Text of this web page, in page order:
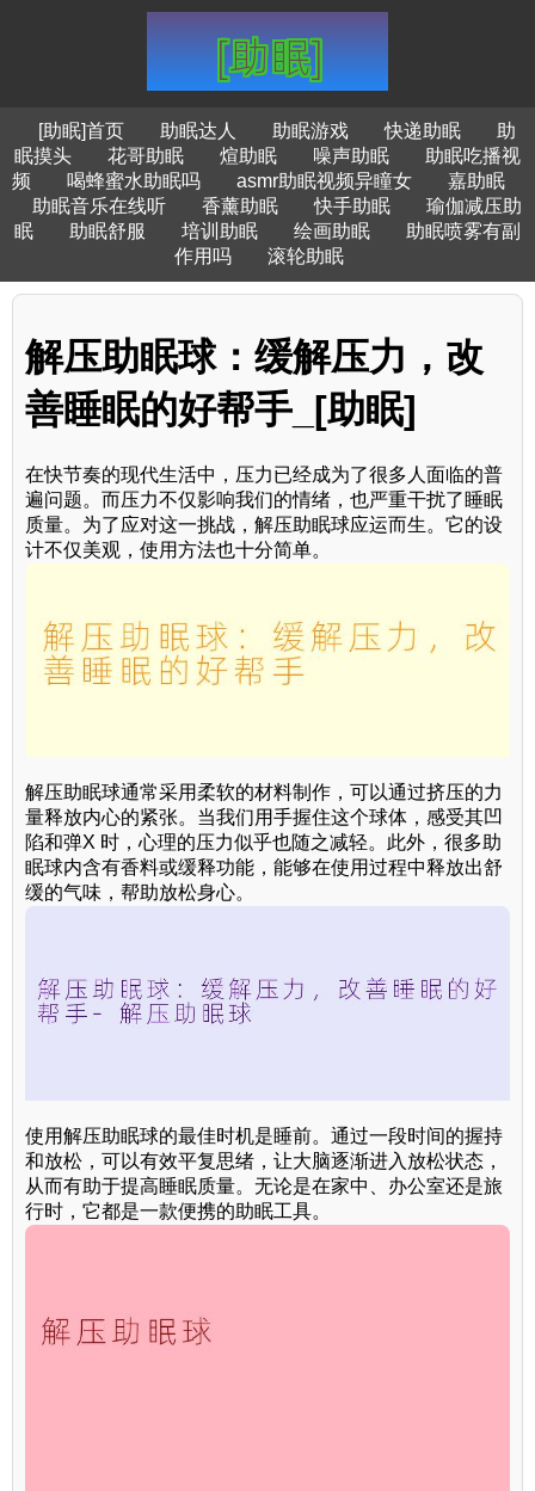
[助眠]首页 助眠达人 助眠游戏 快递助眠
助
眠摸头
花哥助眠 煊助眠 噪声助眠
助眠吃播视
频
喝蜂蜜水助眠吗 asmr助眠视频异瞳女
嘉助眠
助眠音乐在线听
香薰助眠 快手助眠
瑜伽减压助
眠
助眠舒服 培训助眠 绘画助眠
助眠喷雾有副
作用吗
滚轮助眠
解压助眠球：缓解压力，改
善睡眠的好帮手_[助眠]
在快节奏的现代生活中，压力已经成为了很多人面临的普
遍问题。而压力不仅影响我们的情绪，也严重干扰了睡眠
质量。为了应对这一挑战，解压助眠球应运而生。它的设
计不仅美观，使用方法也十分简单。
解压助眠球通常采用柔软的材料制作，可以通过挤压的力
量释放内心的紧张。当我们用手握住这个球体，感受其凹
陷和弹X 时，心理的压力似乎也随之减轻。此外，很多助
眠球内含有香料或缓释功能，能够在使用过程中释放出舒
缓的气味，帮助放松身心。
使用解压助眠球的最佳时机是睡前。通过一段时间的握持
和放松，可以有效平复思绪，让大脑逐渐进入放松状态，
从而有助于提高睡眠质量。无论是在家中、办公室还是旅
行时，它都是一款便携的助眠工具。